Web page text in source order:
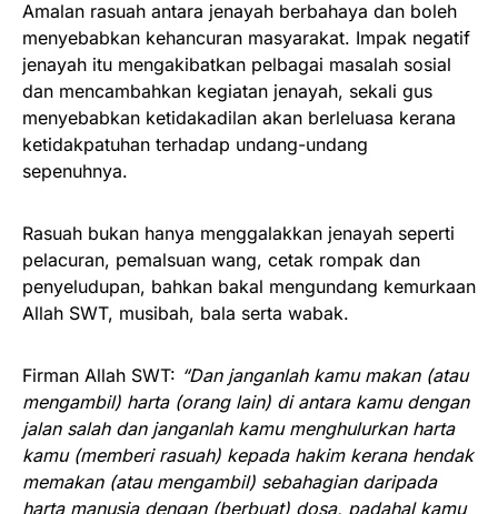
Amalan rasuah antara jenayah berbahaya dan boleh
menyebabkan kehancuran masyarakat. Impak negatif
jenayah itu mengakibatkan pelbagai masalah sosial
dan mencambahkan kegiatan jenayah, sekali gus
menyebabkan ketidakadilan akan berleluasa kerana
ketidakpatuhan terhadap undang-undang
sepenuhnya.
Rasuah bukan hanya menggalakkan jenayah seperti
pelacuran, pemalsuan wang, cetak rompak dan
penyeludupan, bahkan bakal mengundang kemurkaan
Allah SWT, musibah, bala serta wabak.
Firman Allah SWT: “Dan janganlah kamu makan (atau
mengambil) harta (orang lain) di antara kamu dengan
jalan salah dan janganlah kamu menghulurkan harta
kamu (memberi rasuah) kepada hakim kerana hendak
memakan (atau mengambil) sebahagian daripada
harta manusia dengan (berbuat) dosa, padahal kamu